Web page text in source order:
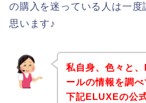
の購入を迷っている人は一度
思います♪
私自身、色々と
ールの情報を調べ
下記ELUXEの公